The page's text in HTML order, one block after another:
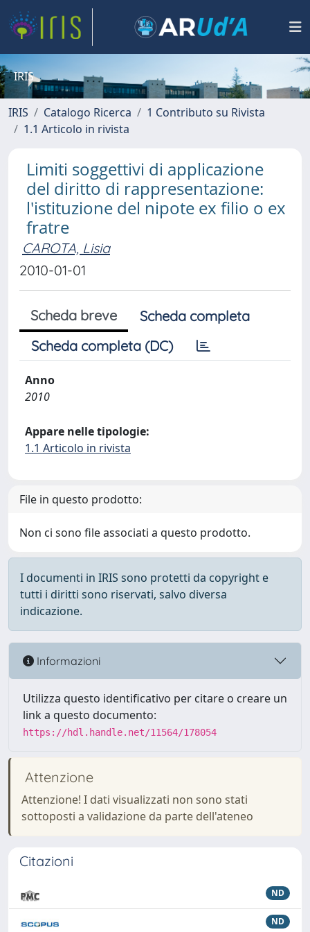
IRIS
IRIS Catalogo Ricerca
1 Contributo su Rivista
1.1 Articolo in rivista
Limiti soggettivi di applicazione
del diritto di rappresentazione:
l'istituzione del nipote ex filio o ex
fratre
CAROTA, Lisia
2010-01-01
Scheda breve
Scheda completa
Scheda completa (DC)
Anno
2010
Appare nelle tipologie:
1.1 Articolo in rivista
File in questo prodotto:
Non ci sono file associati a questo prodotto.
I documenti in IRIS sono protetti da copyright e
tutti i diritti sono riservati, salvo diversa
indicazione.
Informazioni
Utilizza questo identificativo per citare o creare un
link a questo documento:
https://hdl.handle.net/11564/178054
Attenzione
Attenzione! I dati visualizzati non sono stati
sottoposti a validazione da parte dell'ateneo
Citazioni
ND
ND